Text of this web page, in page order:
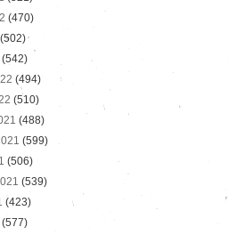
(470)
(502)
(542)
(494)
(510)
(488)
(599)
(506)
(539)
(423)
(577)